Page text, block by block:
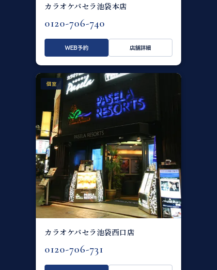
カラオケパセラ池袋本店
0120-706-740
WEB予約 店舗詳細
個室
カラオケパセラ池袋西口店
0120-706-731